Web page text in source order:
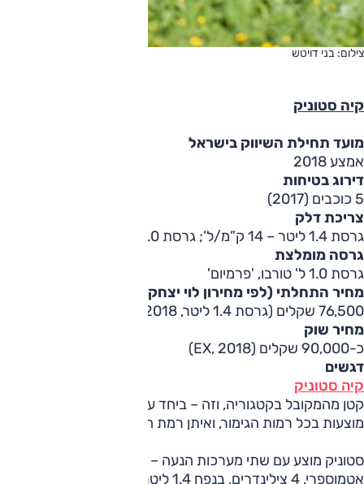
צילום: בני דויטש
קיה סטוניק
מועד תחילת השיווק בישראל
אמצע 2018
דירוג בטיחות
5 כוכבים (2017)
צריכת דלק
גרסת 1.4 ליטר – 14 ק”מ/ל’; גרסת 1.0 ל' טורבו – 11 ק”מ/ל’
גרסה מומלצת
גרסת 1.0 ל' טורבו, 'פרמיום'
מחיר התחלתי (לפי מחירון לוי יצחק)
76,500 שקלים (גרסת 1.4 ליטר, 2018)
מחיר שוק
כ-90,000 שקלים (EX, 2018)
דגשים
קיה סטוניק
קטן מהמקובל בקטגוריה, וזה – ביחד עם תכנון הפנים שלו –
מוצעות בכל רמות הגימור, ואיתן רמת הבטיחות גבוהה למדי.